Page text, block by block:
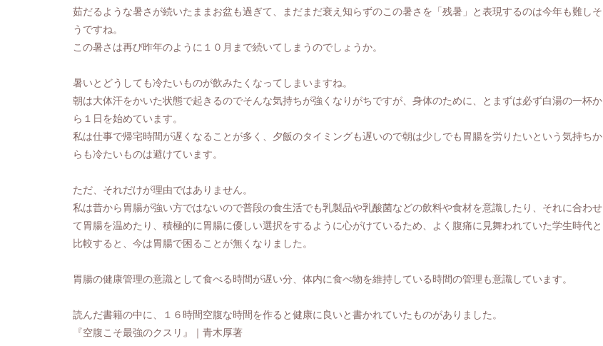
茹だるような暑さが続いたままお盆も過ぎて、まだまだ衰え知らずのこの暑さを「残暑」と表現するのは今年も難しそ
うですね。
この暑さは再び昨年のように１０月まで続いてしまうのでしょうか。
暑いとどうしても冷たいものが飲みたくなってしまいますね。
朝は大体汗をかいた状態で起きるのでそんな気持ちが強くなりがちですが、身体のために、とまずは必ず白湯の一杯か
ら１日を始めています。
私は仕事で帰宅時間が遅くなることが多く、夕飯のタイミングも遅いので朝は少しでも胃腸を労りたいという気持ちか
らも冷たいものは避けています。
ただ、それだけが理由ではありません。
私は昔から胃腸が強い方ではないので普段の食生活でも乳製品や乳酸菌などの飲料や食材を意識したり、それに合わせ
て胃腸を温めたり、積極的に胃腸に優しい選択をするように心がけているため、
よく腹痛に見舞われていた学生時代と
比較すると、今は胃腸で困ることが無くなりました。
胃腸の健康管理の意識として食べる時間が遅い分、体内に食べ物を維持している時間の管理も意識しています。
読んだ書籍の中に、１６時間空腹な時間を作ると健康に良いと書かれていたものがありました。
『空腹こそ最強のクスリ』｜青木厚著